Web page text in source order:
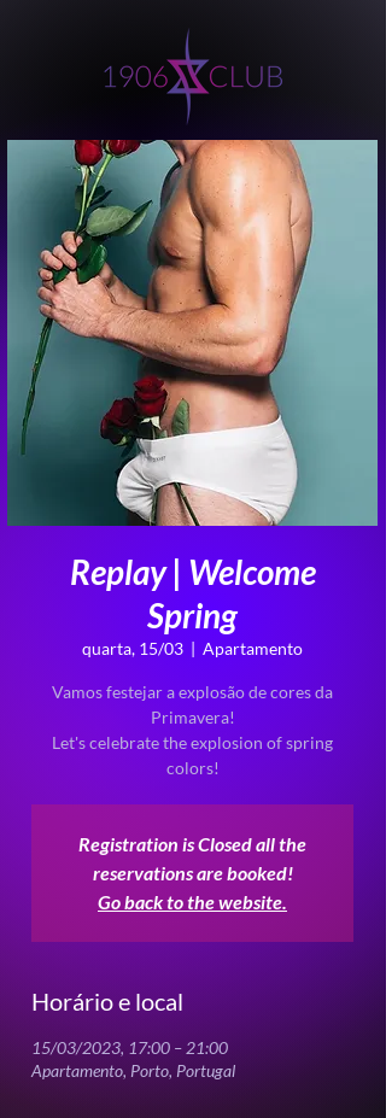
Replay | Welcome
Spring
quarta, 15/03
  |
Apartamento
Vamos festejar a explosão de cores da
Primavera!
Let's celebrate the explosion of spring
Registration is Closed all the
reservations are booked!
Go back to the website.
Horário e local
15/03/2023, 17:00 – 21:00
Apartamento, Porto, Portugal